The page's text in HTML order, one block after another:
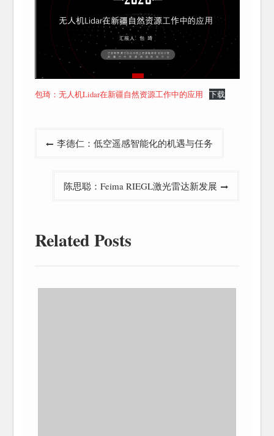
包琦：无人机Lidar在新疆自然资源工作中的应用 下载
李德仁：低空遥感智能化的机遇与任务
陈思聪：Feima RIEGL激光雷达新发展
Related Posts